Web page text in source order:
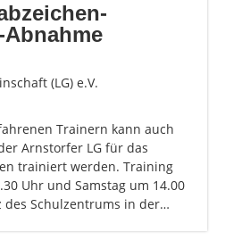
(LG) e.V.
Trainern kann auch
Arnstorfer LG für das
trainiert werden. Training
Uhr und Samstag um 14.00
des Schulzentrums in der…